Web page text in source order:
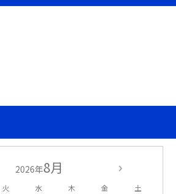
2026年8月
火 水 木 金 土